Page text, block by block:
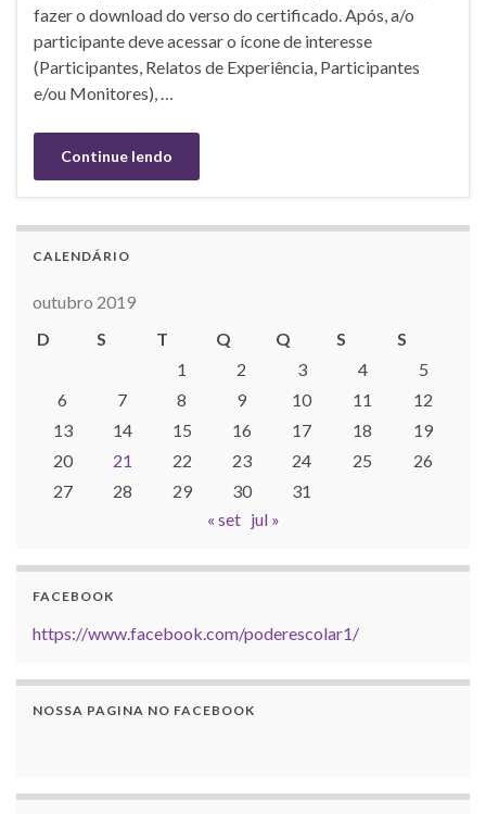
fazer o download do verso do certificado. Após, a/o
participante deve acessar o ícone de interesse
(Participantes, Relatos de Experiência, Participantes
e/ou Monitores), …
Continue lendo
CALENDÁRIO
outubro 2019
D
S T Q Q S
S
1
2 3 4
5
6
7 8 9 10 11
12
13
14 15 16 17 18
19
20
21 22 23 24 25
26
27
28 29 30
31
« set jul »
FACEBOOK
https://www.facebook.com/poderescolar1/
NOSSA PAGINA NO FACEBOOK